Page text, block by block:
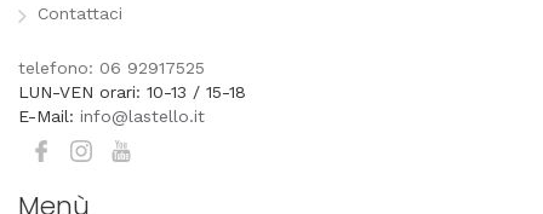
Contattaci
telefono: 06 92917525
LUN-VEN orari: 10-13 / 15-18
E-Mail: info@lastello.it
Menù